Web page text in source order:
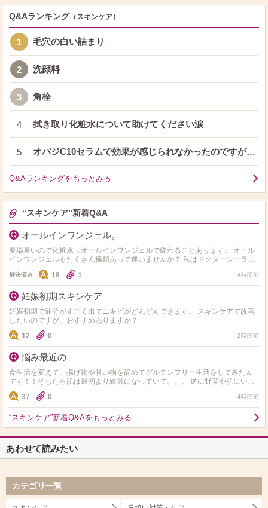
Q&Aランキング （スキンケア）
1 毛穴の白い詰まり
2 洗顔料
3 角栓
4 拭き取り化粧水について助けてください涙
5 オバジC10セラムで効果が感じられなかったのですが…
Q&Aランキングをもっとみる
“スキンケア”新着Q&A
オールインワンジェル。
夏場暑いので化粧水→オールインワンジェルで終わることあります。 オール
インワンジェルもたくさん種類あって迷いませんか？ 私はドクターシーラボ
のセンシティブジェル敏感肌用を使用してます。 オス…
解決済み 18 1 4時間前
妊娠初期スキンケア
妊娠初期で油分がすごく出てニキビがどんどんできます。 スキンケアで改善
したいのですが、おすすめありますか？
12
0 2時間前
悩み最近の
食生活を変えて、揚げ物や甘い物を辞めてグルテンフリー生活をしてみたん
です！！そしたら肌は最初より綺麗になっていて。。。 逆に野菜や肌にいい
ものしか食べれず 揚げ物や小麦やお菓子や米、味が濃ゆい…
37 0 4時間前
“スキンケア”新着Q&Aをもっとみる
あわせて読みたい
カテゴリ一覧